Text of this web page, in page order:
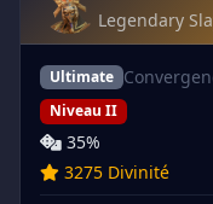
Legendary
Ultimate
Niveau II
35%
3275 Divinité